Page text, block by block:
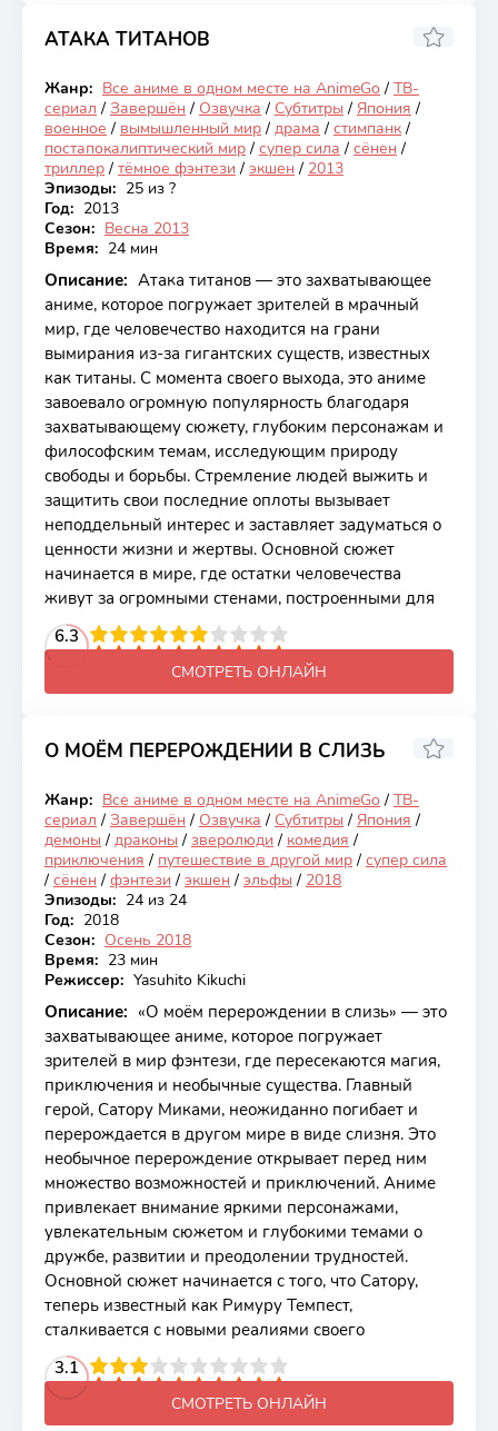
АТАКА ТИТАНОВ
Закончен
8.56
Жанр: Все аниме в одном месте на AnimeGo / ТВ-
сериал / Завершён / Озвучка / Субтитры / Япония /
военное / вымышленный мир / драма / стимпанк /
постапокалиптический мир / супер сила / сёнен /
триллер / тёмное фэнтези / экшен / 2013
Эпизоды: 25 из ?
Год: 2013
Сезон: Весна 2013
Время: 24 мин
Описание: Атака титанов — это захватывающее
аниме, которое погружает зрителей в мрачный
мир, где человечество находится на грани
вымирания из-за гигантских существ, известных
как титаны. С момента своего выхода, это аниме
завоевало огромную популярность благодаря
захватывающему сюжету, глубоким персонажам и
философским темам, исследующим природу
свободы и борьбы. Стремление людей выжить и
защитить свои последние оплоты вызывает
неподдельный интерес и заставляет задуматься о
ценности жизни и жертвы. Основной сюжет
начинается в мире, где остатки человечества
живут за огромными стенами, построенными для
6.3
4 5 6 7 8 9 10
СМОТРЕТЬ ОНЛАЙН
О МОЁМ ПЕРЕРОЖДЕНИИ В СЛИЗЬ
Закончен
8.13
Жанр: Все аниме в одном месте на AnimeGo / ТВ-
сериал / Завершён / Озвучка / Субтитры / Япония /
демоны / драконы / зверолюди / комедия /
приключения / путешествие в другой мир / супер сила
/ сёнен / фэнтези / экшен / эльфы / 2018
Эпизоды: 24 из 24
Год: 2018
Сезон: Осень 2018
Время: 23 мин
Режиссер: Yasuhito Kikuchi
Описание: «О моём перерождении в слизь» — это
захватывающее аниме, которое погружает
зрителей в мир фэнтези, где пересекаются магия,
приключения и необычные существа. Главный
герой, Сатору Миками, неожиданно погибает и
перерождается в другом мире в виде слизня. Это
необычное перерождение открывает перед ним
множество возможностей и приключений. Аниме
привлекает внимание яркими персонажами,
увлекательным сюжетом и глубокими темами о
дружбе, развитии и преодолении трудностей.
Основной сюжет начинается с того, что Сатору,
теперь известный как Римуру Темпест,
сталкивается с новыми реалиями своего
3.1
4 5 6 7 8 9 10
СМОТРЕТЬ ОНЛАЙН